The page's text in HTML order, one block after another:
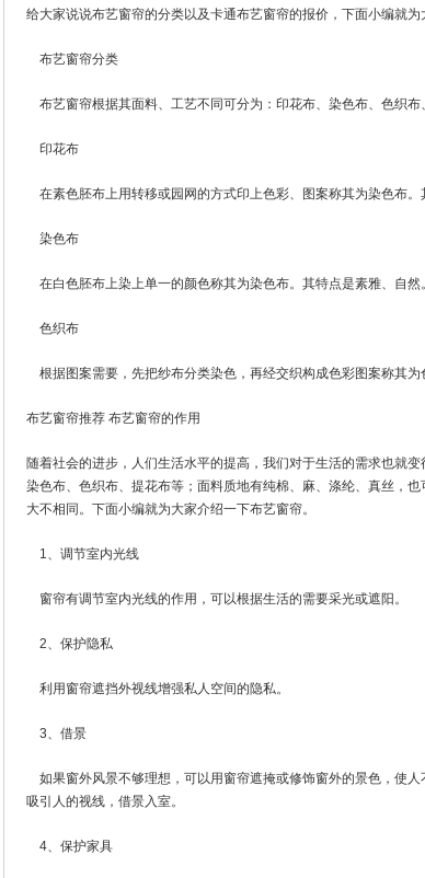
给大家说说布艺窗帘的分类以及卡通布艺窗帘的报价，下面小编就为
布艺窗帘分类
布艺窗帘根据其面料、工艺不同可分为：印花布、染色布、色织布
印花布
在素色胚布上用转移或园网的方式印上色彩、图案称其为染色布。
染色布
在白色胚布上染上单一的颜色称其为染色布。其特点是素雅、自然。
色织布
根据图案需要，先把纱布分类染色，再经交织构成色彩图案称其为
布艺窗帘推荐 布艺窗帘的作用
随着社会的进步，人们生活水平的提高，我们对于生活的需求也就
染色布、色织布、提花布等；面料质地有纯棉、麻、涤纶、真丝，
大不相同。下面小编就为大家介绍一下布艺窗帘。
1、调节室内光线
窗帘有调节室内光线的作用，可以根据生活的需要采光或遮阳。
2、保护隐私
利用窗帘遮挡外视线增强私人空间的隐私。
3、借景
如果窗外风景不够理想，可以用窗帘遮掩或修饰窗外的景色，使
吸引人的视线，借景入室。
4、保护家具